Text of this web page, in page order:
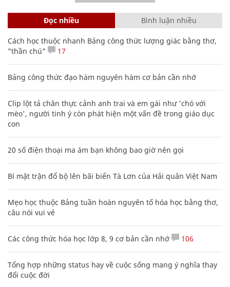
Đọc nhiều Bình luận nhiều
Cách học thuộc nhanh Bảng công thức lượng giác bằng thơ,
"thần chú"
17
Bảng công thức đạo hàm nguyên hàm cơ bản cần nhớ
Clip lột tả chân thực cảnh anh trai và em gái như 'chó với
mèo', người tinh ý còn phát hiện một vấn đề trong giáo dục
con
20 số điện thoại ma ám bạn không bao giờ nên gọi
Bí mật trận đổ bộ lên bãi biển Tà Lơn của Hải quân Việt Nam
Mẹo học thuộc Bảng tuần hoàn nguyên tố hóa học bằng thơ,
câu nói vui vẻ
Các công thức hóa học lớp 8, 9 cơ bản cần nhớ 106
Tổng hợp những status hay về cuộc sống mang ý nghĩa thay
đổi cuộc đời